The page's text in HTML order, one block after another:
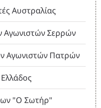
Αυστραλίας
Αγωνιστών Σερρών
Αγωνιστών Πατρών
"Ο Σωτήρ"